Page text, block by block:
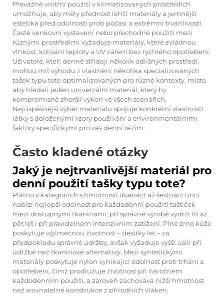
Převážně vnitřní použití v klimatizovaných prostředích
umožňuje, aby měly přednost lehčí materiály a jemnější
estetika před odolností proti počasí a extrémní trvanlivostí.
Časté venkovní vystavení nebo přechodné použití mezi
různými prostředími vyžaduje materiály, které zvládnou
vlhkost, kolísání teploty a UV záření bez rychlého opotřebení.
Uživatelé, kteří denně střídají několik odlišných prostředí,
mohou mít výhodu z vlastnění několika specializovaných
tašek typu tote optimalizovaných pro různé kontexty, místo
aby hledali jeden univerzální materiál, který by
kompromisně zhoršil výkon ve všech scénářích.
Nejúspěšnější výběr materiálu spojuje konkrétní vlastnosti
látky s doloženými vzory používání a environmentálními
faktory specifickými pro váš denní režim.
Často kladené otázky
Jaký je nejtrvanlivější materiál pro
denní použití tašky typu tote?
Plátno v kategoriích s hmotností dvanáct až šestnáct uncí
nabízí nejlepší odolnost pro každodenní použití taštiček
mezi dostupnými tkaninami; při správné výrobě vydrží tři až
pět let i při pravidelném intenzivním zatížení. Plné zrno kůže
poskytuje výjimečnou životnost – desítky let – za
předpokladu správné údržby, avšak vyžaduje vyšší úsilí při
údržbě než tkaninové alternativy. Mezi syntetickými
materiály poskytuje nylon vynikající odolnost proti trhání a
opotřebení, čímž prodlužuje životnost při náročném
každodenním použití, a zároveň zachovává nižší hmotnost
než srovnatelné konstrukce z přírodních vláken.